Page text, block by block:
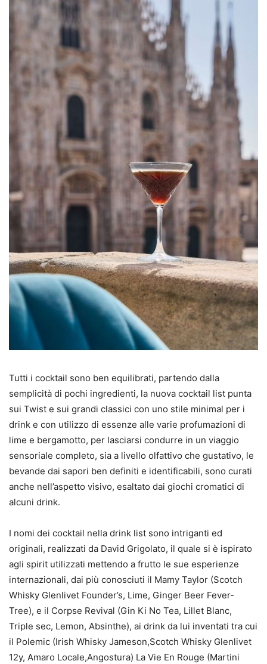
Tutti i cocktail sono ben equilibrati, partendo dalla
semplicità di pochi ingredienti, la nuova cocktail list punta
sui Twist e sui grandi classici con uno stile minimal per i
drink e con utilizzo di essenze alle varie profumazioni di
lime e bergamotto, per lasciarsi condurre in un viaggio
sensoriale completo, sia a livello olfattivo che gustativo, le
bevande dai sapori ben definiti e identificabili, sono curati
anche nell’aspetto visivo, esaltato dai giochi cromatici di
alcuni drink.
I nomi dei cocktail nella drink list sono intriganti ed
originali, realizzati da David Grigolato, il quale si è ispirato
agli spirit utilizzati mettendo a frutto le sue esperienze
internazionali, dai più conosciuti il Mamy Taylor (Scotch
Whisky Glenlivet Founder’s, Lime, Ginger Beer Fever-
Tree), e il Corpse Revival (Gin Ki No Tea, Lillet Blanc,
Triple sec, Lemon, Absinthe), ai drink da lui inventati tra cui
il Polemic (Irish Whisky Jameson,Scotch Whisky Glenlivet
12y, Amaro Locale,Angostura) La Vie En Rouge (Martini